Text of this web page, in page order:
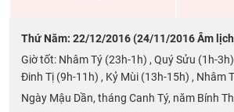
Thứ Năm: 22/12/2016 (24/11/2016 Âm
Giờ tốt: Nhâm Tý (23h-1h) , Quý Sửu (1h-
Đinh Tị (9h-11h) , Kỷ Mùi (13h-15h) , Nhâm
Ngày Mậu Dần, tháng Canh Tý, năm Bính